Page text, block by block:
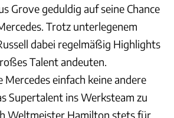
Grove geduldig auf seine Chance
Trotz unterlegenem
dabei regelmäßig Highlights
Talent andeuten.
einfach keine andere
Supertalent ins Werksteam zu
Weltmeister Hamilton stets für